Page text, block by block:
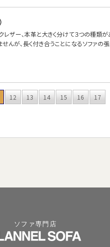
レザー、本革と大きく分けて３つの種類
んが、長く付き合うことになるソファの
12 13 14 15 16
17
ソファ専門店